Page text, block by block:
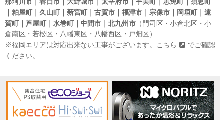
｜粕屋町｜久山町｜新宮町｜古賀市｜福津市｜宗像市｜岡垣町｜遠
賀町｜芦屋町｜水巻町｜中間市｜北九州市 （門司区・小倉北区・小
倉南区・若松区・八幡東区・八幡西区・戸畑区）
※福岡エリアは対応出来ない工事がございます。
こちら
でご確認
ください。